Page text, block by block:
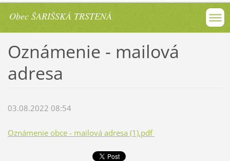
Obec ŠARIŠSKÁ TRSTENÁ
Oznámenie - mailová
adresa
03.08.2022 08:54
Oznámenie obce - mailová adresa (1).pdf